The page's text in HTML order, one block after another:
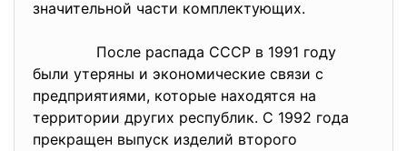
значительной части комплектующих.
После распада СССР в 1991 году
были утеряны и экономические связи с
предприятиями, которые находятся на
территории других республик. С 1992 года
прекращен выпуск изделий второго